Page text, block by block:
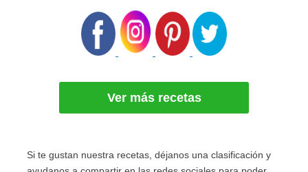
Ver más recetas
Si te gustan nuestra recetas, déjanos una clasificación y